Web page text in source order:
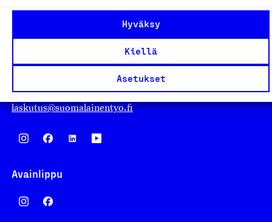
Hyväksy
Kiellä
Asetukset
Eteläranta 14,
asiakaspalvelu@suomalainentyo.fi
laskutus@suomalainentyo.fi
Avainlippu